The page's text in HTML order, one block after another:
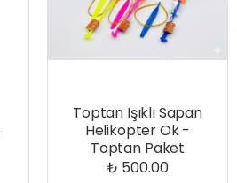
Toptan Işıklı Sapan
Helikopter Ok -
Toptan Paket
₺ 500.00